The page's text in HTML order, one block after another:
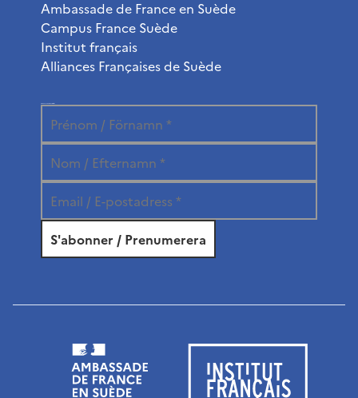
Ambassade de France en Suède
Campus France Suède
Institut français
Alliances Françaises de Suède